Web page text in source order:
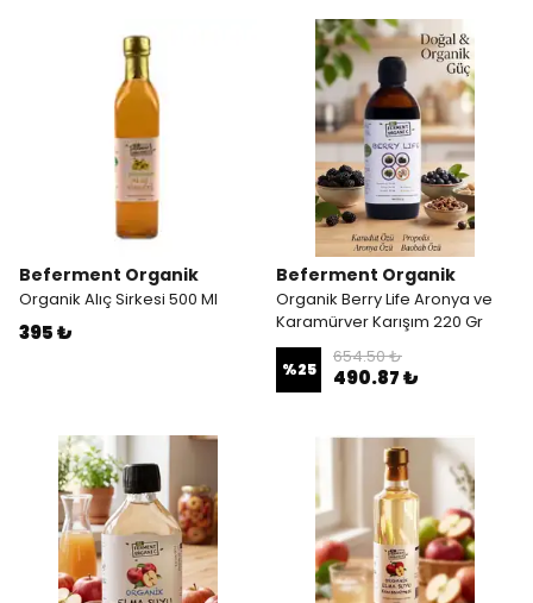
Beferment Organik
Organik Alıç Sirkesi 500 Ml
395 ₺
Beferment Organik
Organik Berry Life Aronya ve
Karamürver Karışım 220 Gr
%25
654.50 ₺
490.87 ₺